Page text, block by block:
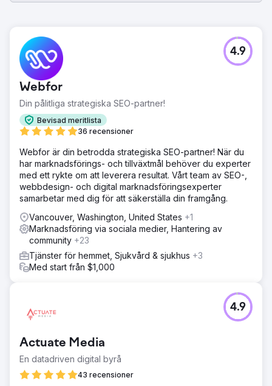
Webfor
Din pålitliga strategiska SEO-partner!
Bevisad meritlista
36 recensioner
4.9
Webfor är din betrodda strategiska SEO-partner! När du
har marknadsförings- och tillväxtmål behöver du experter
med ett rykte om att leverera resultat. Vårt team av SEO-,
webbdesign- och digital marknadsföringsexperter
samarbetar med dig för att säkerställa din framgång.
Vancouver, Washington, United States +1
Marknadsföring via sociala medier, Hantering av
community +23
Tjänster för hemmet, Sjukvård & sjukhus +3
Med start från $1,000
Actuate Media
En datadriven digital byrå
43 recensioner
4.9